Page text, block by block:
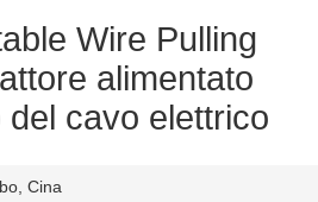
Wire Pulling
alimentato
del cavo elettrico
Cina